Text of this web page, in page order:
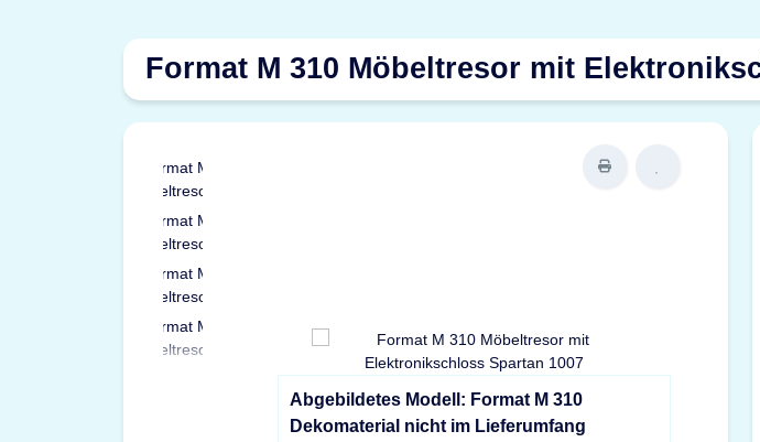
Format M 310 Möbeltresor mit
Abgebildetes Modell: Format M 310
Dekomaterial nicht im Lieferumfang